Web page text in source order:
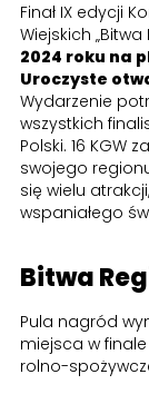
Finał IX edycji
Wiejskich „Bitwa
2024 roku na
Uroczyste
Wydarzenie
wszystkich
Polski. 16 KGW
swojego
się wielu
wspaniałego
Bitwa
Pula nagród
miejsca w
rolno-